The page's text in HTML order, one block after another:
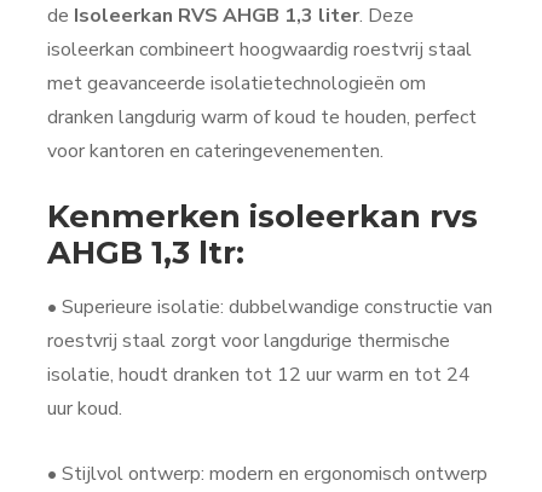
de Isoleerkan RVS AHGB 1,3 liter. Deze
isoleerkan combineert hoogwaardig roestvrij staal
met geavanceerde isolatietechnologieën om
dranken langdurig warm of koud te houden, perfect
voor kantoren en cateringevenementen.
Kenmerken isoleerkan rvs
AHGB 1,3 ltr:
• Superieure isolatie: dubbelwandige constructie van
roestvrij staal zorgt voor langdurige thermische
isolatie, houdt dranken tot 12 uur warm en tot 24
uur koud.
• Stijlvol ontwerp: modern en ergonomisch ontwerp